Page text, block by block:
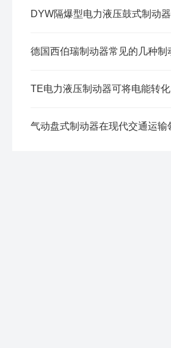
DYW隔爆型电力液压鼓式制动器